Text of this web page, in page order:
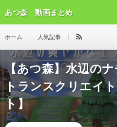
あつ森 動画まとめ
ホーム 人気記事
【あつ森】水辺の
トランスクリエイ
ト】